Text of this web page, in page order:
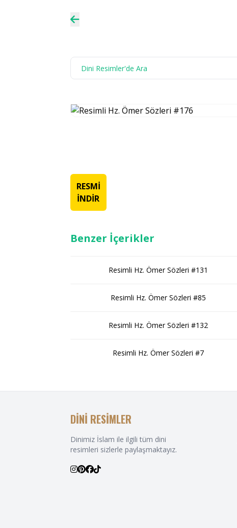
RESMİ
İNDİR
Benzer İçerikler
Resimli Hz. Ömer Sözleri #131
Resimli Hz. Ömer Sözleri #85
Resimli Hz. Ömer Sözleri #132
Resimli Hz. Ömer Sözleri #7
DİNİ RESİMLER
Dinimiz İslam ile ilgili tüm dini
resimleri sizlerle paylaşmaktayız.